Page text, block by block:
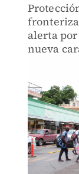
alerta
nueva